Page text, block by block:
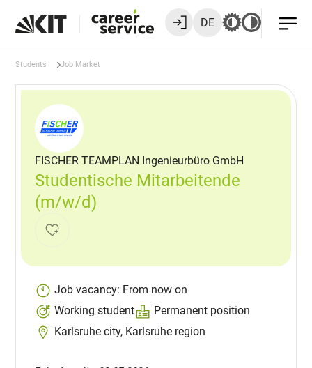
DE
Students Job Market
FISCHER TEAMPLAN Ingenieurbüro GmbH
Studentische Mitarbeitende
(m/w/d)
Job vacancy: From now on
Working student
Permanent position
Karlsruhe city, Karlsruhe region